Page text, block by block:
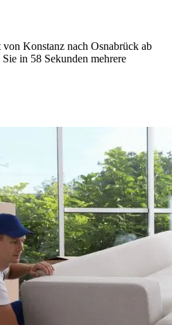
Konstanz nach Osnabrück ab
in 58 Sekunden mehrere